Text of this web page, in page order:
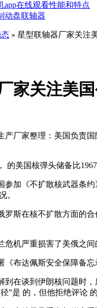
app在线观看性能和特点
动盘联轴器
» 星型联轴器厂家关注
家关注美
产厂家整理：美国负责
的美国核弹头储备比1967
加《不扩散核武器条约
。
斯在核不扩散方面的合作
危机严重损害了美俄之间的
布达佩斯安全保障备忘录
在谈到伊朗核问题时
的，但他拒绝评论 的谈